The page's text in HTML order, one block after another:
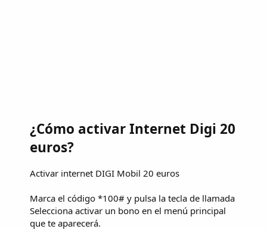
¿Cómo activar Internet Digi 20
euros?
Activar internet DIGI Mobil 20 euros
Marca el código *100# y pulsa la tecla de llamada
Selecciona activar un bono en el menú principal
que te aparecerá.